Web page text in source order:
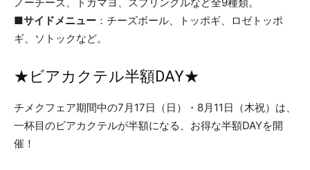
■サイドメニュー ：チーズボール、トッポギ、ロゼトッポ
ギ、ソトックなど。
★ビアカクテル半額DAY★
チメクフェア期間中の7月17日（日）・8月11日（木祝）は、
一杯目のビアカクテルが半額になる、お得な半額DAYを開
催！